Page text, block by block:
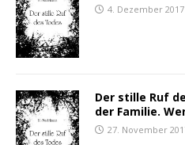
4. Dezember 2017
Der stille Ruf
der Familie.
27. November